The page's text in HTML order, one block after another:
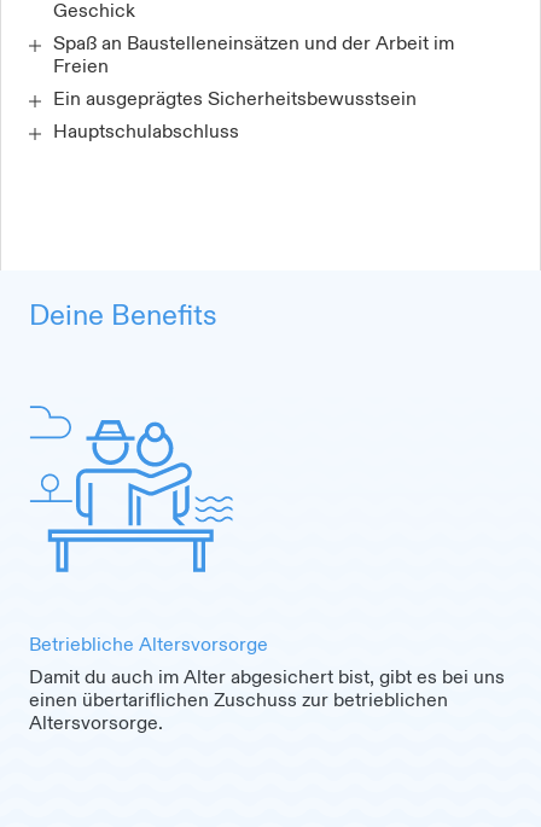
Geschick
Spaß an Baustelleneinsätzen und der Arbeit im
Freien
Ein ausgeprägtes Sicherheitsbewusstsein
Hauptschulabschluss
Deine Benefits
Betriebliche Altersvorsorge
Damit du auch im Alter abgesichert bist, gibt es bei uns
einen übertariflichen Zuschuss zur betrieblichen
Altersvorsorge.